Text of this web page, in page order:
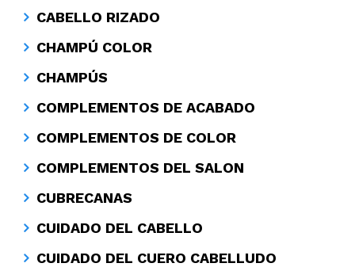
CABELLO RIZADO
CHAMPÚ COLOR
CHAMPÚS
COMPLEMENTOS DE ACABADO
COMPLEMENTOS DE COLOR
COMPLEMENTOS DEL SALON
CUBRECANAS
CUIDADO DEL CABELLO
CUIDADO DEL CUERO CABELLUDO